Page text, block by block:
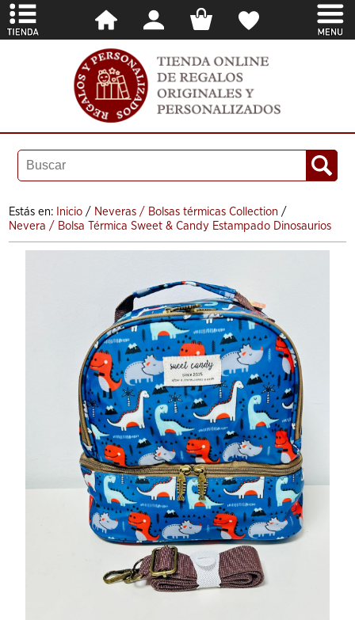
Estás en: Inicio / Neveras / Bolsas térmicas Collection /
Nevera / Bolsa Térmica Sweet & Candy Estampado Dinosaurios